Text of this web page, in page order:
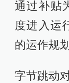
通过补贴
度进入运
的运作规划
字节跳动